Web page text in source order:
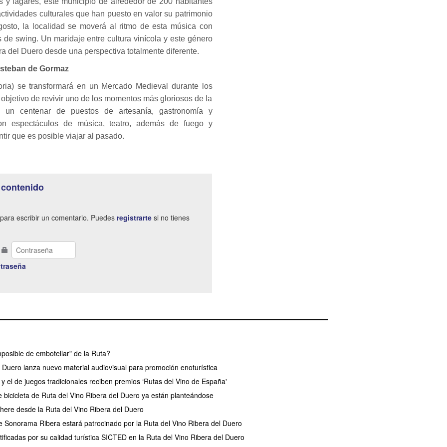
culturales que han puesto en valor su patrimonio
la localidad se moverá al ritmo de esta música con
de swing. Un maridaje entre cultura vinícola y este género
del Duero desde una perspectiva totalmente diferente.
de Gormaz
se transformará en un Mercado Medieval durante los
de revivir uno de los momentos más gloriosos de la
un centenar de puestos de artesanía, gastronomía y
espectáculos de música, teatro, además de fuego y
que es posible viajar al pasado.
escribir un comentario. Puedes registrarte si no tienes
de embotellar" de la Ruta?
lanza nuevo material audiovisual para promoción enoturística
el de juegos tradicionales reciben premios ‘Rutas del Vino de España'
bicicleta de Ruta del Vino Ribera del Duero ya están planteándose
desde la Ruta del Vino Ribera del Duero
Sonorama Ribera estará patrocinado por la Ruta del Vino Ribera del Duero
por su calidad turística SICTED en la Ruta del Vino Ribera del Duero